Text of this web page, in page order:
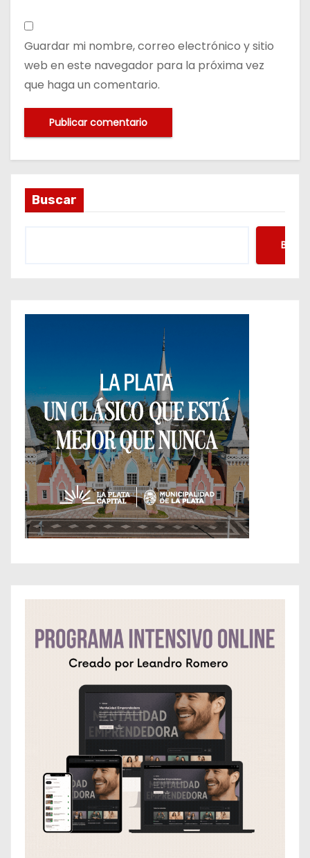
Guardar mi nombre, correo electrónico y sitio
web en este navegador para la próxima vez
que haga un comentario.
Buscar